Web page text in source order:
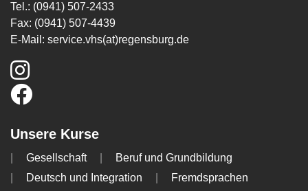
Tel.: (0941) 507-2433
Fax: (0941) 507-4439
E-Mail: service.vhs(at)regensburg.de
Unsere Kurse
Gesellschaft
Beruf und Grundbildung
Deutsch und Integration
Fremdsprachen